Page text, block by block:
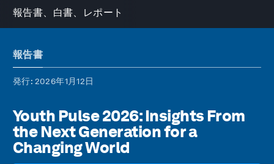
報告書、白書、レポート
報告書
発行: 2026年1月12日
Youth Pulse 2026: Insights From
the Next Generation for a
Changing World